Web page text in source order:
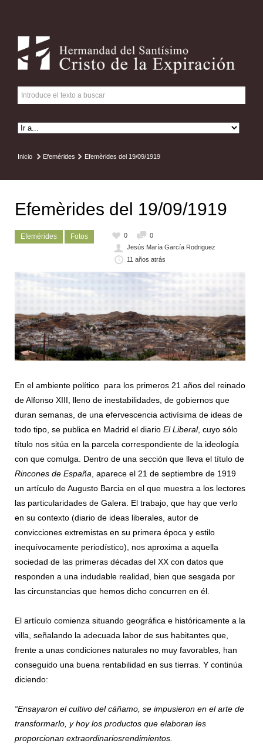
Inicio Efemérides Efemèrides del 19/09/1919
Efemèrides del 19/09/1919
Efemérides Fotos 0
0
Jesús María García Rodriguez
11 años atrás
En el ambiente político para los primeros 21 años del reinado
de Alfonso XIII, lleno de inestabilidades, de gobiernos que
duran semanas, de una efervescencia activísima de ideas de
todo tipo, se publica en Madrid el diario El Liberal, cuyo sólo
título nos sitúa en la parcela correspondiente de la ideología
con que comulga. Dentro de una sección que lleva el título de
Rincones de España , aparece el 21 de septiembre de 1919
un artículo de Augusto Barcia en el que muestra a los lectores
las particularidades de Galera. El trabajo, que hay que verlo
en su contexto (diario de ideas liberales, autor de
convicciones extremistas en su primera época y estilo
inequívocamente periodístico), nos aproxima a aquella
sociedad de las primeras décadas del XX con datos que
responden a una indudable realidad, bien que sesgada por
las circunstancias que hemos dicho concurren en él.
El artículo comienza situando geográfica e históricamente a la
villa, señalando la adecuada labor de sus habitantes que,
frente a unas condiciones naturales no muy favorables, han
conseguido una buena rentabilidad en sus tierras. Y continúa
diciendo:
“Ensayaron el cultivo del cáñamo, se impusieron en el arte de
transformarlo, y hoy los productos que elaboran les
proporcionan extraordinariosrendimientos.